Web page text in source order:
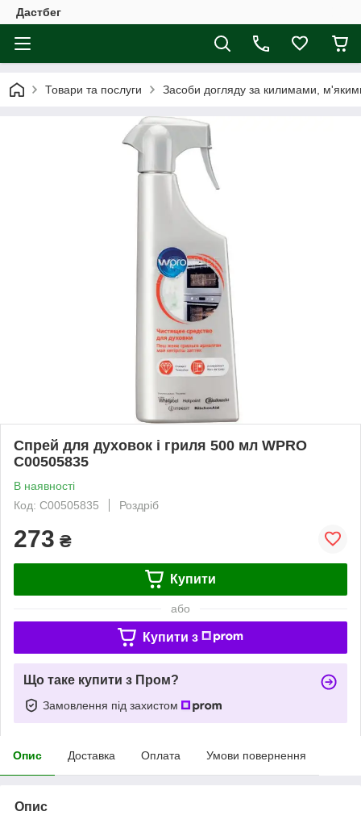
Дастбег
Товари та послуги Засоби догляду за килимами,
Спрей для духовок і гриля 500 мл WPRO
C00505835
В наявності
Код: C00505835
Роздріб
273 ₴
Купити
або
Купити з
Що таке купити з Пром?
Замовлення під захистом
Опис Доставка Оплата Умови повернення
Опис